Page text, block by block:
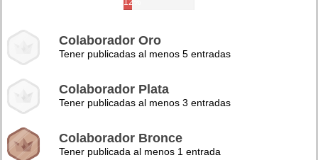
12%
Colaborador Oro
Tener publicadas al menos 5 entradas
Colaborador Plata
Tener publicadas al menos 3 entradas
Colaborador Bronce
Tener publicada al menos 1 entrada